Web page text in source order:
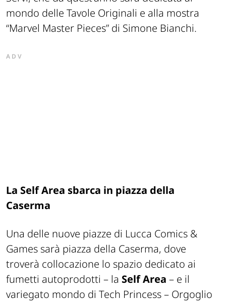
mondo delle Tavole Originali e alla mostra
“Marvel Master Pieces” di Simone Bianchi.
ADV
La Self Area sbarca in piazza della
Caserma
Una delle nuove piazze di Lucca Comics &
Games sarà piazza della Caserma, dove
troverà collocazione lo spazio dedicato ai
fumetti autoprodotti – la Self Area – e il
variegato mondo di Tech Princess – Orgoglio